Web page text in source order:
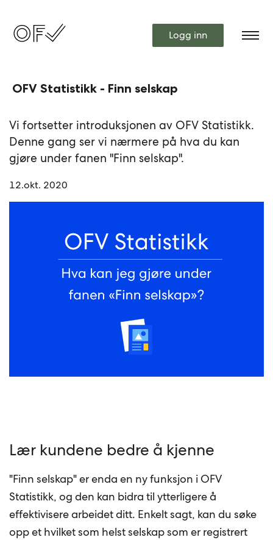
Logg inn
OFV Statistikk - Finn selskap
Vi fortsetter introduksjonen av OFV Statistikk.
Denne gang ser vi nærmere på hva du kan
gjøre under fanen "Finn selskap".
12.okt. 2020
Lær kundene bedre å kjenne
"Finn selskap" er enda en ny funksjon i OFV
Statistikk, og den kan bidra til ytterligere å
effektivisere arbeidet ditt. Enkelt sagt, kan du søke
opp et hvilket som helst selskap som er registrert